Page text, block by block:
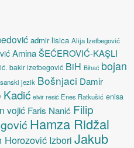
admir lisica Alija Izetbegović
Amina ŠEĆEROVIĆ-KAŞLI
bakir izetbegović BiH Bihać bojan
jezik Bošnjaci Damir
Kadić elvir resić Enes Ratkušić enisa
vojić Faris Nanić Filip
Hamza Ridžal
Horozović Izbori Jakub